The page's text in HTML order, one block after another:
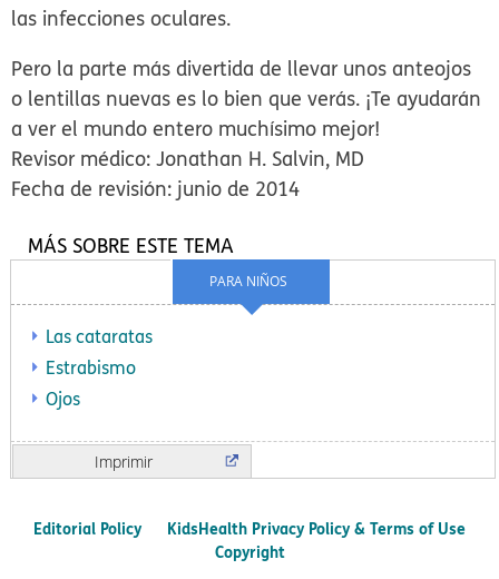
las infecciones oculares.
Pero la parte más divertida de llevar unos anteojos
o lentillas nuevas es lo bien que verás. ¡Te ayudarán
a ver el mundo entero muchísimo mejor!
Revisor médico: Jonathan H. Salvin, MD
Fecha de revisión: junio de 2014
PARA NIÑOS
MÁS SOBRE ESTE TEMA
Las cataratas
Estrabismo
Ojos
Imprimir
Editorial Policy
KidsHealth Privacy Policy & Terms of Use
Copyright